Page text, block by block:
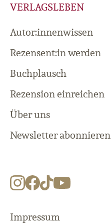
VERLAGSLEBEN
Autor:innenwissen
Rezensent:in werden
Buchplausch
Rezension einreichen
Über uns
Newsletter abonnieren
Impressum